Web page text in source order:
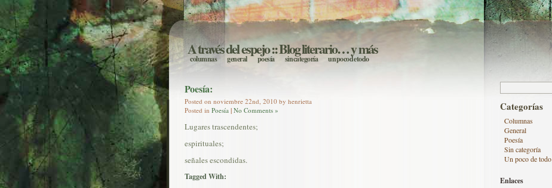
A través del espejo:: Blog literario… y más
columnas general poesía sin categoría un poco de todo
Poesía:
Posted on noviembre 22nd, 2010 by henrietta
Posted in Poesía | No Comments »
Lugares trascendentes;
espirituales;
señales escondidas.
Tagged With:
Categorías
Columnas
General
Poesía
Sin categoría
Un poco de todo
Enlaces